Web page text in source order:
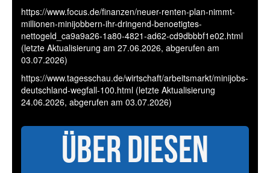
https://www.focus.de/finanzen/neuer-renten-plan-nimmt-
millionen-minijobbern-ihr-dringend-benoetigtes-
nettogeld_ca9a9a26-1a80-4821-ad62-cd9dbbbf1e02.html
(letzte Aktualisierung am 27.06.2026, abgerufen am
03.07.2026)
https://www.tagesschau.de/wirtschaft/arbeitsmarkt/minijobs-
deutschland-wegfall-100.html (letzte Aktualisierung
24.06.2026, abgerufen am 03.07.2026)
Über diesen